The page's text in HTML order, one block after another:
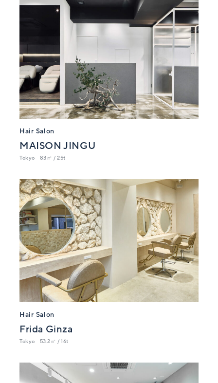
Hair Salon
MAISON JINGU
Tokyo 83㎡ / 25t
Hair Salon
Frida Ginza
Tokyo 53.2㎡ / 16t